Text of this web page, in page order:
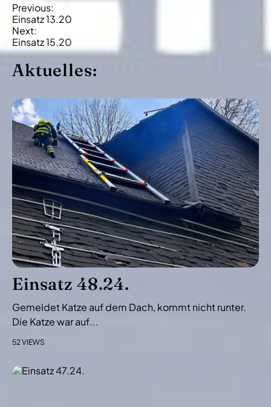
B
e
i
t
r
g
s
-
N
v
i
g
a
t
i
n
Previous:
Einsatz 13.20
Next:
Einsatz 15.20
Aktuelles:
Einsatz 48.24.
Gemeldet Katze auf dem Dach, kommt nicht runter.
Die Katze war auf...
52 VIEWS